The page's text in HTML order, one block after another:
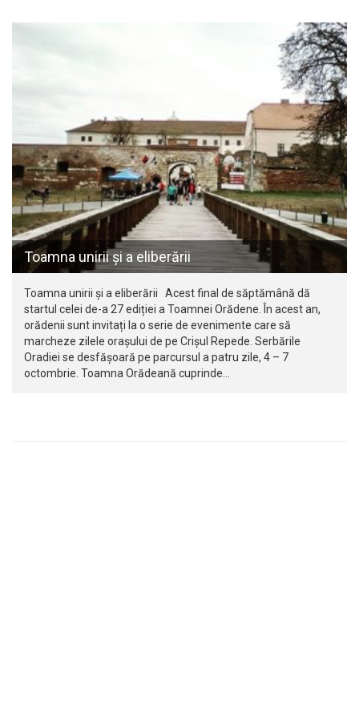
Toamna unirii şi a eliberării
Toamna unirii şi a eliberării Acest final de săptămână dă
startul celei de-a 27 ediției a Toamnei Orădene. În acest an,
orădenii sunt invitați la o serie de evenimente care să
marcheze zilele orașului de pe Crișul Repede. Serbările
Oradiei se desfășoară pe parcursul a patru zile, 4 – 7
octombrie. Toamna Orădeană cuprinde…